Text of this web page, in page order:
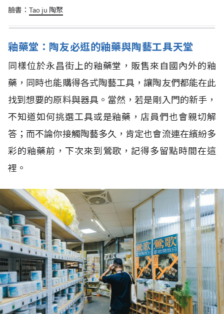
臉書： Tao ju 陶聚
釉藥堂：陶友必逛的釉藥與陶藝工具天堂
同樣位於永昌街上的釉藥堂，販售來自國內外的釉
藥，同時也能購得各式陶藝工具，讓陶友們都能在此
找到想要的原料與器具。當然，若是剛入門的新手，
不知道如何挑選工具或是釉藥，店員們也會親切解
答；而不論你接觸陶藝多久，肯定也會流連在繽紛多
彩的釉藥前，下次來到鶯歌，記得多留點時間在這
裡。